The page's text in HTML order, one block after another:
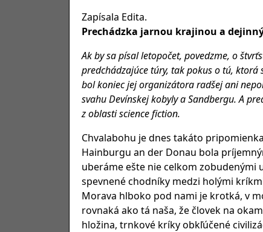
Zapísala Edita.
Prechádzka jarnou krajinou a
Ak by sa písal letopočet, povedzme, o
predchádzajúce túry, tak pokus o tú,
bol koniec jej organizátora radšej ani
svahu Devínskej kobyly a Sandbergu. A
z oblasti science fiction.
Chvalabohu je dnes takáto
Hainburgu an der Donau bola
uberáme ešte nie celkom zobudenými
spevnené chodníky medzi holými
Morava hlboko pod nami je krotká, v
rovnaká ako tá naša, že človek na
hložina, trnkové kríky obkľúčené